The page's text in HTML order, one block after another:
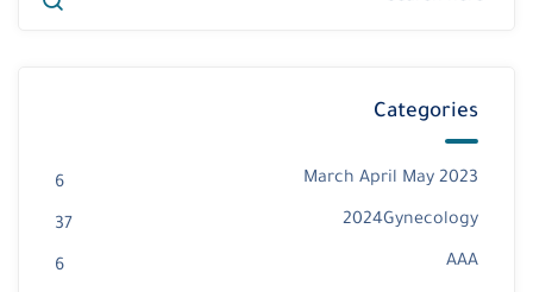
Categories
2023 March April May
6
2024Gynecology
37
AAA
6